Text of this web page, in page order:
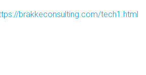
brakkeconsulting.com/tech1.html